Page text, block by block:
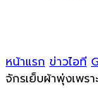
หน้าแรก ข่าวไอที
จักรเย็บผ้าพุ่งเพร